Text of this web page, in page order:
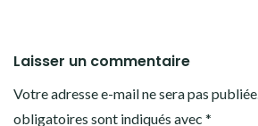
Laisser un commentaire
Votre adresse e-mail ne sera pas publiée.
obligatoires sont indiqués avec *